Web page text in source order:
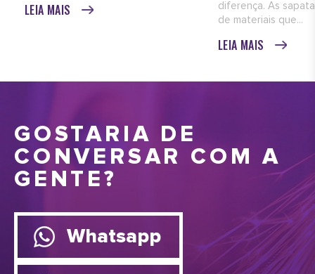
LEIA MAIS
diferença. As
de materiais que...
LEIA MAIS
GOSTARIA DE
CONVERSAR COM A
GENTE?
Whatsapp